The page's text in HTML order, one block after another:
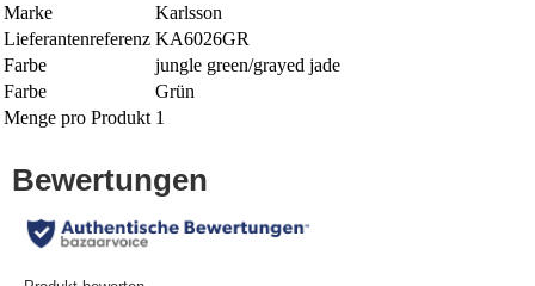
Marke
Karlsson
Lieferantenreferenz KA6026GR
Farbe
jungle green/grayed jade
Farbe
Grün
Menge pro Produkt 1